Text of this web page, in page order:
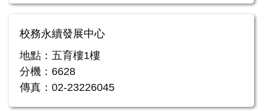
校務永續發展中心
地點：五育樓1樓
分機：6628
傳真：02-23226045